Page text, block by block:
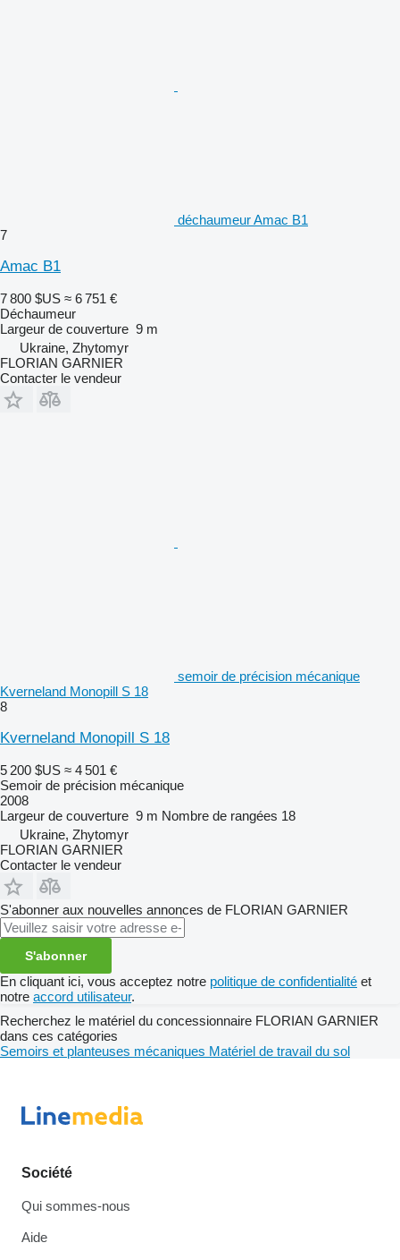
déchaumeur Amac B1
7
Amac B1
7 800 $US ≈ 6 751 €
Déchaumeur
Largeur de couverture 9 m
Ukraine, Zhytomyr
FLORIAN GARNIER
Contacter le vendeur
semoir de précision mécanique
Kverneland Monopill S 18
8
Kverneland Monopill S 18
5 200 $US ≈ 4 501 €
Semoir de précision mécanique
2008
Largeur de couverture 9 m Nombre de rangées 18
Ukraine, Zhytomyr
FLORIAN GARNIER
Contacter le vendeur
S'abonner aux nouvelles annonces de FLORIAN GARNIER
S'abonner
En cliquant ici, vous acceptez notre politique de confidentialité et
notre accord utilisateur.
Recherchez le matériel du concessionnaire FLORIAN GARNIER
dans ces catégories
Semoirs et planteuses mécaniques Matériel de travail du sol
Société
Qui sommes-nous
Aide